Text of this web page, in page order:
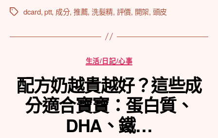
標
dcard,ptt, 成分, 推薦, 洗髮精, 評價, 開架, 頭皮
分
類
生活/日記/心事
配方奶越貴越好？這些成
分適合寶寶：蛋白質、
DHA、鐵…